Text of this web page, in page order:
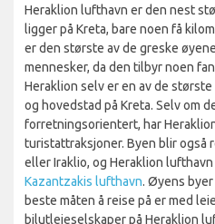
Heraklion lufthavn er den nest
ligger på Kreta, bare noen få
er den største av de greske
mennesker, da den tilbyr noen
Heraklion selv er en av de
og hovedstad på Kreta. Selv om
forretningsorientert, har
turistattraksjoner. Byen blir også
eller Iraklio, og Heraklion
Kazantzakis lufthavn. Øyens
beste måten å reise på er med
bilutleieselskaper på Heraklion